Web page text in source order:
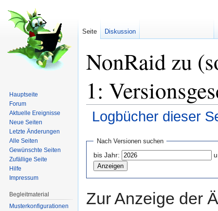
NonRaid zu
1:
Logbücher dieser
Nach Versionen suchen
bis Jahr:
Zur Anzeige der
Seite Diskussion
Hauptseite
Forum
Aktuelle Ereignisse
Neue Seiten
Letzte Änderungen
Alle Seiten
Gewünschte Seiten
Zufällige Seite
Hilfe
Impressum
Begleitmaterial
Musterkonfigurationen